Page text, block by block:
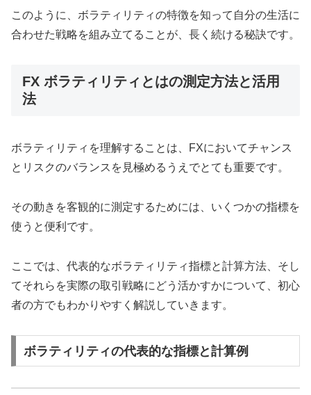
このように、ボラティリティの特徴を知って自分の生活に
合わせた戦略を組み立てることが、長く続ける秘訣です。
FX ボラティリティとはの測定方法と活用
法
ボラティリティを理解することは、FXにおいてチャンス
とリスクのバランスを見極めるうえでとても重要です。
その動きを客観的に測定するためには、いくつかの指標を
使うと便利です。
ここでは、代表的なボラティリティ指標と計算方法、そし
てそれらを実際の取引戦略にどう活かすかについて、初心
者の方でもわかりやすく解説していきます。
ボラティリティの代表的な指標と計算例